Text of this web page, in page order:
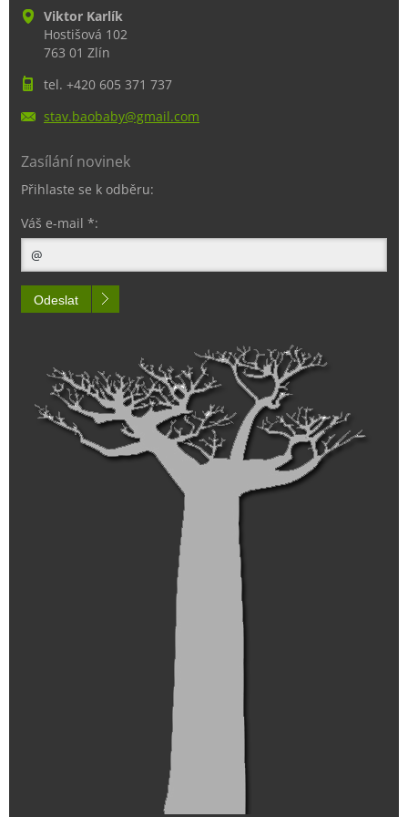
Viktor Karlík
Hostišová 102
763 01 Zlín
tel. +420 605 371 737
stav.baobaby@gmail.com
Zasílání novinek
Přihlaste se k odběru:
Váš e-mail *:
Odeslat